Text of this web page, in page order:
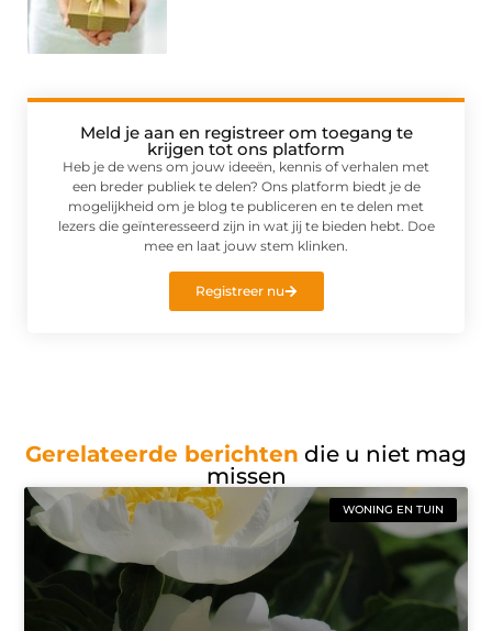
Meld je aan en registreer om toegang te
krijgen tot ons platform
Heb je de wens om jouw ideeën, kennis of verhalen met
een breder publiek te delen? Ons platform biedt je de
mogelijkheid om je blog te publiceren en te delen met
lezers die geïnteresseerd zijn in wat jij te bieden hebt. Doe
mee en laat jouw stem klinken.
Registreer nu
Gerelateerde berichten die u niet mag
missen
WONING EN TUIN